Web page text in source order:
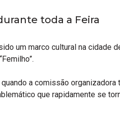
toda a Feira
um marco cultural na cidade
a comissão
que rapidamente se